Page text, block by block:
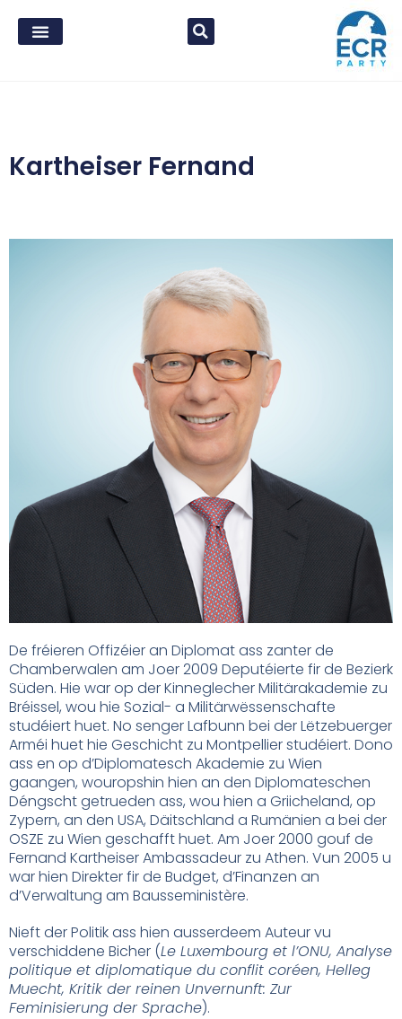
Kartheiser Fernand
De fréieren Offizéier an Diplomat ass zanter de
Chamberwalen am Joer 2009 Deputéierte fir de Bezierk
Süden. Hie war op der Kinneglecher Militärakademie zu
Bréissel, wou hie Sozial- a Militärwëssenschafte
studéiert huet. No senger Lafbunn bei der Lëtzebuerger
Arméi huet hie Geschicht zu Montpellier studéiert. Dono
ass en op d’Diplomatesch Akademie zu Wien
gaangen, wouropshin hien an den Diplomateschen
Déngscht getrueden ass, wou hien a Griicheland, op
Zypern, an den USA, Däitschland a Rumänien a bei der
OSZE zu Wien geschafft huet. Am Joer 2000 gouf de
Fernand Kartheiser Ambassadeur zu Athen. Vun 2005 u
war hien Direkter fir de Budget, d’Finanzen an
d’Verwaltung am Bausseministère.
Nieft der Politik ass hien ausserdeem Auteur vu
verschiddene Bicher (Le Luxembourg et l’ONU, Analyse
politique et diplomatique du conflit coréen, Helleg
Muecht, Kritik der reinen Unvernunft: Zur
Feminisierung der Sprache).